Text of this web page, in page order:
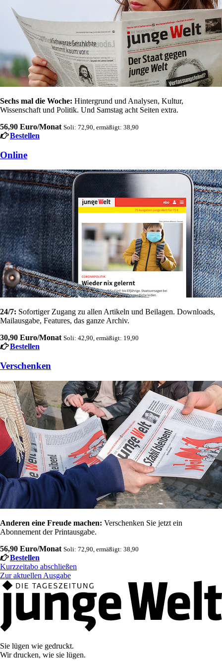
Sechs mal die Woche: Hintergrund und Analysen, Kultur,
Wissenschaft und Politik. Und Samstag acht Seiten extra.
56,90 Euro/Monat Soli: 72,90, ermäßigt: 38,90
Bestellen
Online
24/7: Sofortiger Zugang zu allen Artikeln und Beilagen. Downloads,
Mailausgabe, Features, das ganze Archiv.
30,90 Euro/Monat Soli: 42,90, ermäßigt: 19,90
Bestellen
Verschenken
Anderen eine Freude machen: Verschenken Sie jetzt ein
Abonnement der Printausgabe.
56,90 Euro/Monat Soli: 72,90, ermäßigt: 38,90
Bestellen
Kurzzeitabo abschließen
Zur aktuellen Ausgabe
Sie lügen wie gedruckt.
Wir drucken, wie sie lügen.